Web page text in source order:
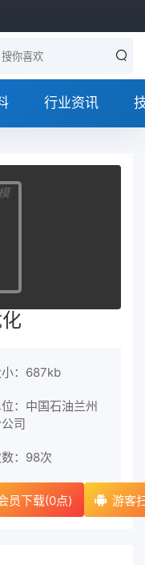
行业资讯
：687kb
：中国石油兰州
司
： 98次
员下载(0点) 游客